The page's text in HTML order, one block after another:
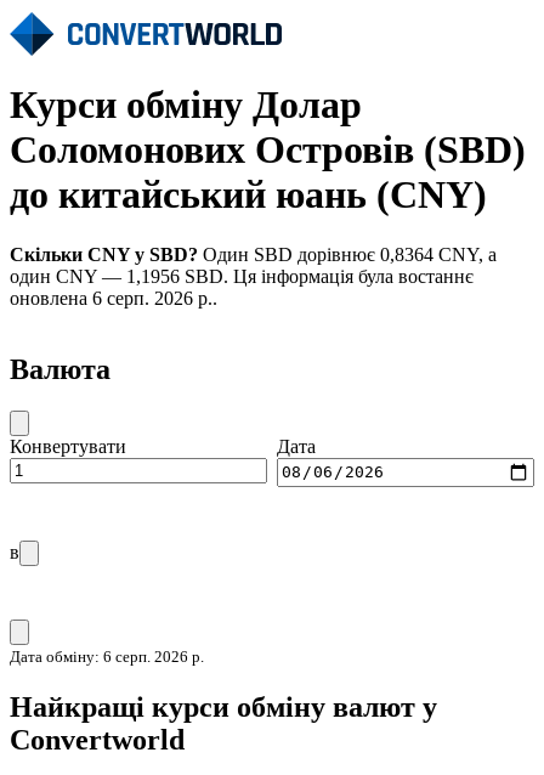
Курси обміну Долар
Соломонових Островів (SBD)
до китайський юань (CNY)
Скільки CNY у SBD? Один SBD дорівнює 0,8364 CNY, а
один CNY — 1,1956 SBD. Ця інформація була востаннє
оновлена 6 серп. 2026 р..
Валюта
Конвертувати Дата
в
Дата обміну: 6 серп. 2026 р.
Найкращі курси обміну валют у
Convertworld